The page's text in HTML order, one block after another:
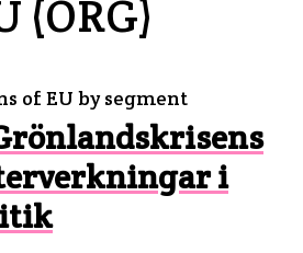
(ORG)
of EU by segment
i